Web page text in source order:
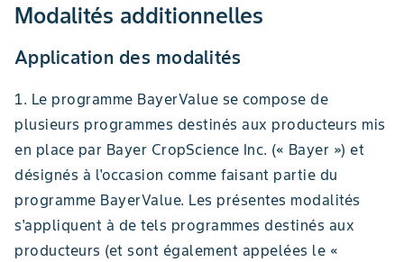
Modalités additionnelles
Application des modalités
1. Le programme BayerValue se compose de
plusieurs programmes destinés aux producteurs mis
en place par Bayer CropScience Inc. (« Bayer ») et
désignés à l'occasion comme faisant partie du
programme BayerValue. Les présentes modalités
s'appliquent à de tels programmes destinés aux
producteurs (et sont également appelées le «